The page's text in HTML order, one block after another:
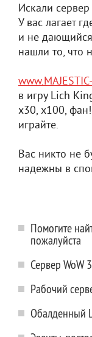
Искали
У вас лагает
и не
нашли то, что
в игру Lich
х30, х100,
играйте.
Вас никто не
надежны в
Помогите
пожалуйста
Сервер WoW
Рабочий
Обалденный